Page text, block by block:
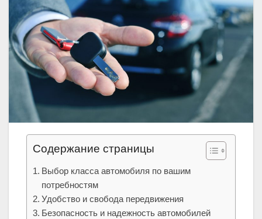
Содержание страницы
Выбор класса автомобиля по вашим
потребностям
Удобство и свобода передвижения
Безопасность и надежность автомобилей